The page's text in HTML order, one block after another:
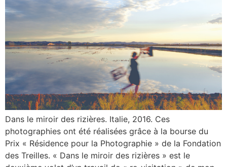
Dans le miroir des rizières. Italie, 2016. Ces
photographies ont été réalisées grâce à la bourse du
Prix « Résidence pour la Photographie » de la Fondation
des Treilles. « Dans le miroir des rizières » est le